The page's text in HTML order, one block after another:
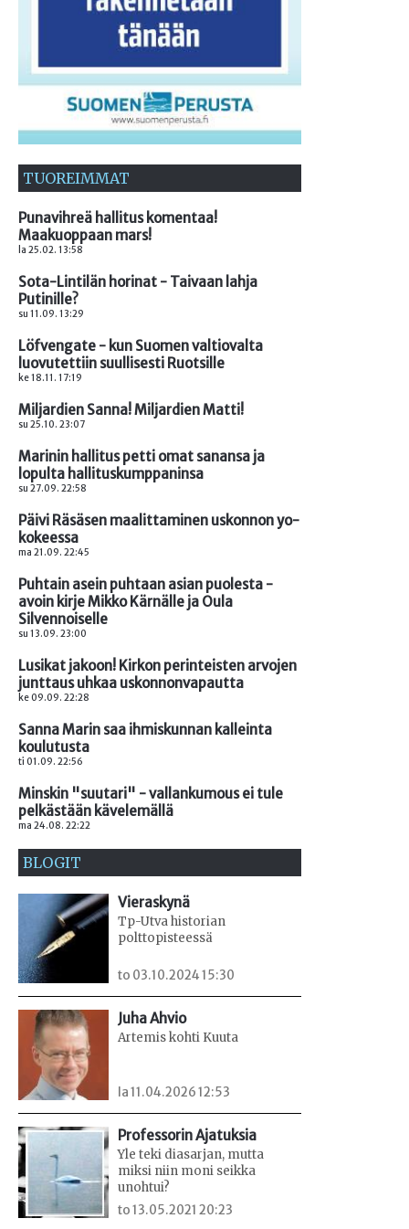
TUOREIMMAT
Punavihreä hallitus komentaa!
Maakuoppaan mars!
la 25.02. 13:58
Sota-Lintilän horinat - Taivaan lahja
Putinille?
su 11.09. 13:29
Löfvengate - kun Suomen valtiovalta
luovutettiin suullisesti Ruotsille
ke 18.11. 17:19
Miljardien Sanna! Miljardien Matti!
su 25.10. 23:07
Marinin hallitus petti omat sanansa ja
lopulta hallituskumppaninsa
su 27.09. 22:58
Päivi Räsäsen maalittaminen uskonnon yo-
kokeessa
ma 21.09. 22:45
Puhtain asein puhtaan asian puolesta -
avoin kirje Mikko Kärnälle ja Oula
Silvennoiselle
su 13.09. 23:00
Lusikat jakoon! Kirkon perinteisten arvojen
junttaus uhkaa uskonnonvapautta
ke 09.09. 22:28
Sanna Marin saa ihmiskunnan kalleinta
koulutusta
ti 01.09. 22:56
Minskin "suutari" - vallankumous ei tule
pelkästään kävelemällä
ma 24.08. 22:22
BLOGIT
Vieraskynä
Tp-Utva historian
polttopisteessä
to 03.10.2024 15:30
Juha Ahvio
Artemis kohti Kuuta
la 11.04.2026 12:53
Professorin Ajatuksia
Yle teki diasarjan, mutta
miksi niin moni seikka
unohtui?
to 13.05.2021 20:23